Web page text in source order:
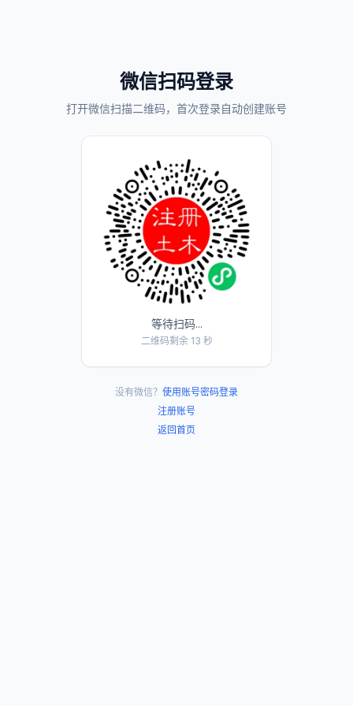
微信扫码登录
打开微信扫描二维码，首次登录自动创建账号
等待扫码...
二维码剩余 13 秒
没有微信？ 使用账号密码登录
注册账号
返回首页